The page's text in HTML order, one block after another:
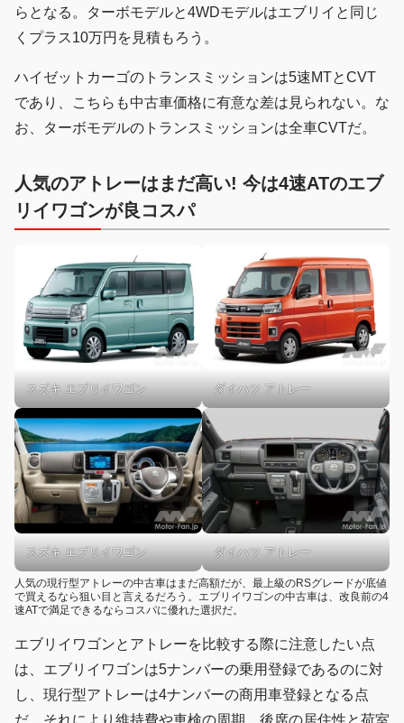
らとなる。ターボモデルと4WDモデルはエブリイと同じ
くプラス10万円を見積もろう。
ハイゼットカーゴのトランスミッションは5速MTとCVT
であり、こちらも中古車価格に有意な差は見られない。な
お、ターボモデルのトランスミッションは全車CVTだ。
人気のアトレーはまだ高い! 今は4速ATのエブ
リイワゴンが良コスパ
スズキ エブリイワゴン ダイハツ アトレー
スズキ エブリイワゴン ダイハツ アトレー
人気の現行型アトレーの中古車はまだ高額だが、最上級のRSグレードが底値
で買えるなら狙い目と言えるだろう。エブリイワゴンの中古車は、改良前の4
速ATで満足できるならコスパに優れた選択だ。
エブリイワゴンとアトレーを比較する際に注意したい点
は、エブリイワゴンは5ナンバーの乗用登録であるのに対
し、現行型アトレーは4ナンバーの商用車登録となる点
だ。それにより維持費や車検の周期、後席の居住性と荷室